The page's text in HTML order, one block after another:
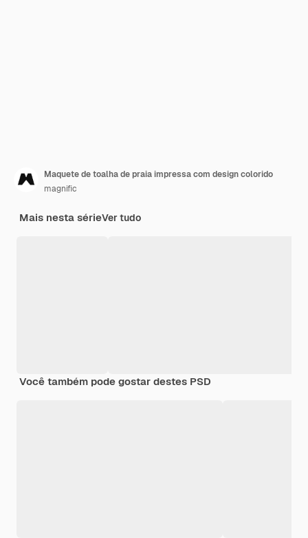
Maquete de toalha de praia impressa com design colorido
magnific
Mais nesta sérieVer tudo
Você também pode gostar destes PSD